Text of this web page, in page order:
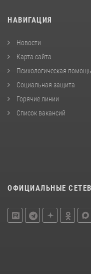
НАВИГАЦИЯ
Новости
Карта сайта
Психологическая помощь
Социальная защита
Горячие линии
Список вакансий
ОФИЦИАЛЬНЫЕ